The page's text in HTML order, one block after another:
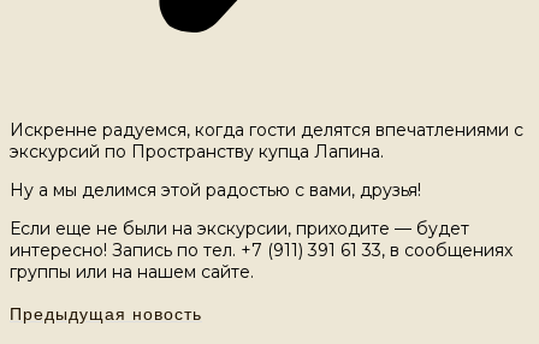
Искренне радуемся, когда гости делятся впечатлениями с
экскурсий по Пространству купца Лапина.
Ну а мы делимся этой радостью с вами, друзья!
Если еще не были на экскурсии, приходите — будет
интересно! Запись по тел. +7 (911) 391 61 33, в сообщениях
группы или на нашем сайте.
Предыдущая новость